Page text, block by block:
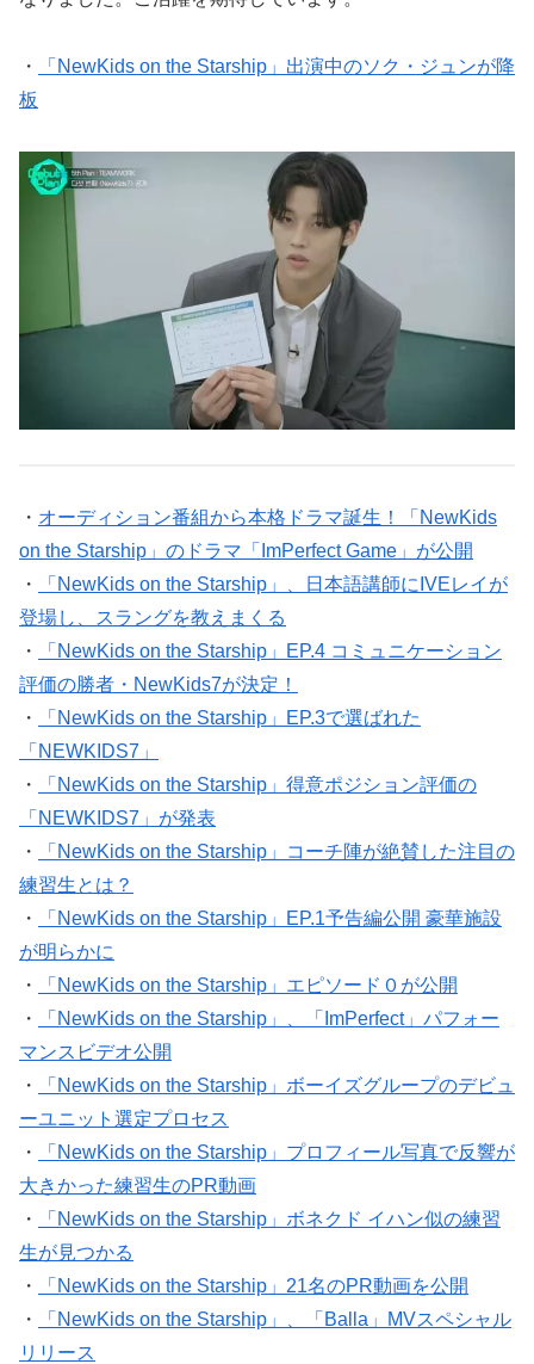
・
「NewKids on the Starship」出演中のソク・ジュンが降
板
・ オーディション番組から本格ドラマ誕生！「NewKids
on the Starship」のドラマ「ImPerfect Game」が公開
・
「NewKids on the Starship」、日本語講師にIVEレイが
登場し、スラングを教えまくる
・
「NewKids on the Starship」EP.4 コミュニケーション
評価の勝者・NewKids7が決定！
・
「NewKids on the Starship」EP.3で選ばれた
「NEWKIDS7」
・
「NewKids on the Starship」得意ポジション評価の
「NEWKIDS7」が発表
・
「NewKids on the Starship」コーチ陣が絶賛した注目の
練習生とは？
・
「NewKids on the Starship」EP.1予告編公開 豪華施設
が明らかに
・
「NewKids on the Starship」エピソード０が公開
・
「NewKids on the Starship」、「ImPerfect」パフォー
マンスビデオ公開
・
「NewKids on the Starship」ボーイズグループのデビュ
ーユニット選定プロセス
・
「NewKids on the Starship」プロフィール写真で反響が
大きかった練習生のPR動画
・
「NewKids on the Starship」ボネクド イハン似の練習
生が見つかる
・
「NewKids on the Starship」21名のPR動画を公開
・
「NewKids on the Starship」、「Balla」MVスペシャル
リリース